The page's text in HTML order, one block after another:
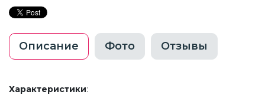
Описание Фото Отзывы
Характеристики: